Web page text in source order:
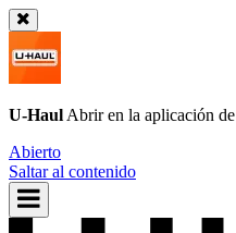
U-Haul Abrir en la aplicación de
Abierto
Saltar al contenido